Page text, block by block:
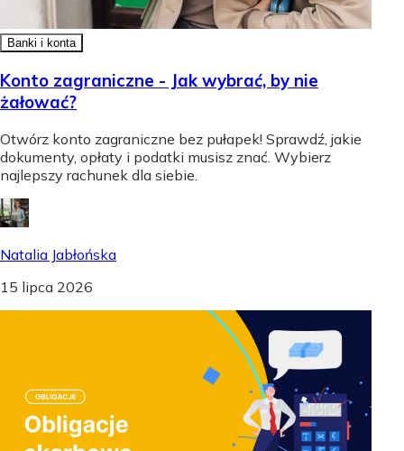
Banki i konta
Konto zagraniczne - Jak wybrać, by nie
żałować?
Otwórz konto zagraniczne bez pułapek! Sprawdź, jakie
dokumenty, opłaty i podatki musisz znać. Wybierz
najlepszy rachunek dla siebie.
Natalia Jabłońska
15 lipca 2026